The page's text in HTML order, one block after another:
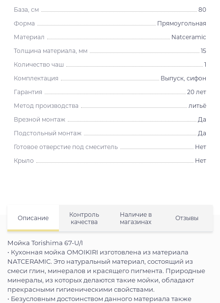
База, см
80
Форма
Прямоугольная
Материал
Natceramic
Толщина материала, мм
15
Количество чаш
1
Комплектация
Выпуск, сифон
Гарантия
20 лет
Метод производства
литьё
Врезной монтаж
Да
Подстольный монтаж
Да
Готовое отверстие под смеситель
Нет
Крыло
Нет
Описание
Контроль
качества
Наличие в
магазинах
Отзывы
Мойка Torishima 67-U/I
• Кухонная мойка OMOIKIRI изготовлена из материала
NATCERAMIC. Это натуральный материал, состоящий из
смеси глин, минералов и красящего пигмента. Природные
минералы, из которых делаются такие мойки, обладают
прекрасными гигиеническими свойствами.
• Безусловным достоинством данного материала также